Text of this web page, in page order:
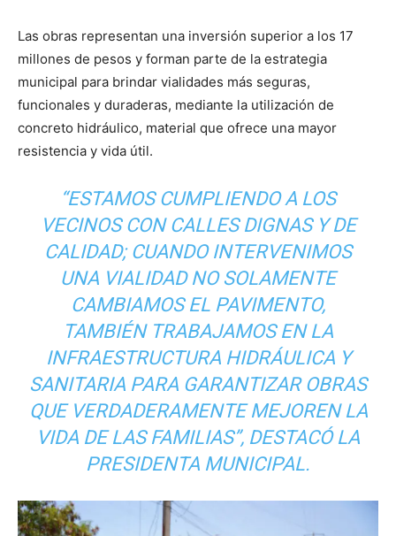
Las obras representan una inversión superior a los 17
millones de pesos y forman parte de la estrategia
municipal para brindar vialidades más seguras,
funcionales y duraderas, mediante la utilización de
concreto hidráulico, material que ofrece una mayor
resistencia y vida útil.
“ESTAMOS CUMPLIENDO A LOS
VECINOS CON CALLES DIGNAS Y DE
CALIDAD; CUANDO INTERVENIMOS
UNA VIALIDAD NO SOLAMENTE
CAMBIAMOS EL PAVIMENTO,
TAMBIÉN TRABAJAMOS EN LA
INFRAESTRUCTURA HIDRÁULICA Y
SANITARIA PARA GARANTIZAR OBRAS
QUE VERDADERAMENTE MEJOREN LA
VIDA DE LAS FAMILIAS”, DESTACÓ LA
PRESIDENTA MUNICIPAL.